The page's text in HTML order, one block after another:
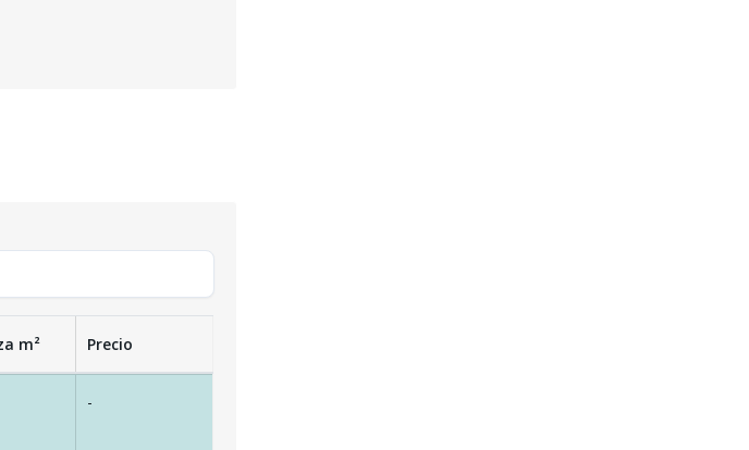
m² Precio
-